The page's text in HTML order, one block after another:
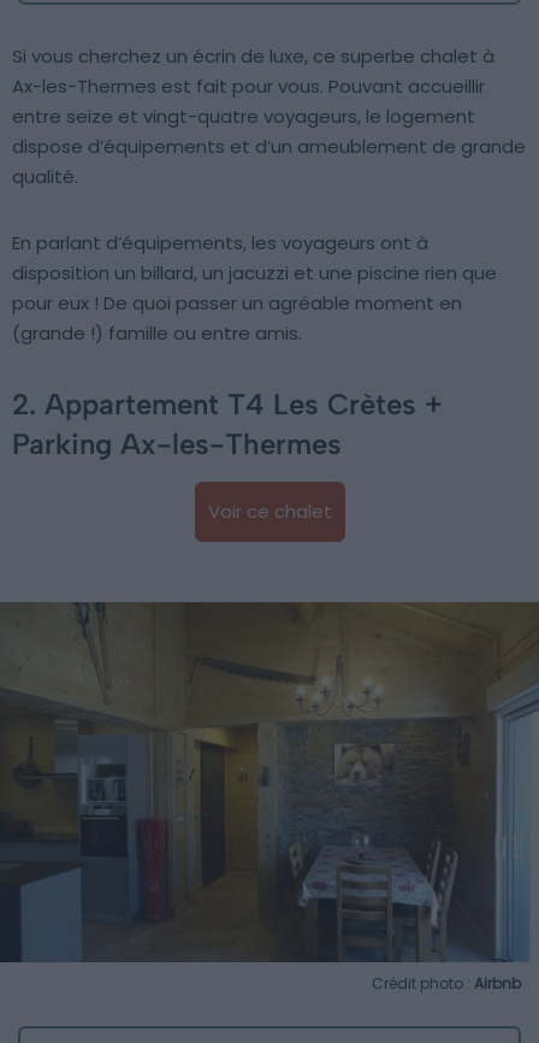
Si vous cherchez un écrin de luxe, ce superbe chalet à
Ax-les-Thermes est fait pour vous. Pouvant accueillir
entre seize et vingt-quatre voyageurs, le logement
dispose d’équipements et d’un ameublement de grande
qualité.
En parlant d’équipements, les voyageurs ont à
disposition un billard, un jacuzzi et une piscine rien que
pour eux ! De quoi passer un agréable moment en
(grande !) famille ou entre amis.
2. Appartement T4 Les Crètes +
Parking Ax-les-Thermes
Voir ce chalet
Crédit photo : Airbnb